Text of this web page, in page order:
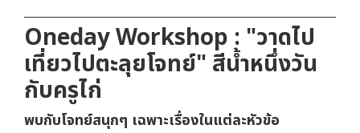
Oneday Workshop : "วาดไป
เที่ยวไปตะลุยโจทย์" สีน้ำหนึ่งวัน
กับครูไก่
พบกับโจทย์สนุกๆ เฉพาะเรื่องในแต่ละหัวข้อ